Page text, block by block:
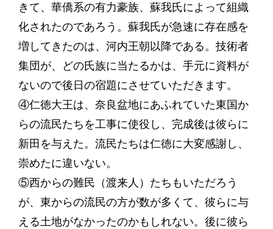
きて、華僑系の有力豪族、蘇我氏によって組織
化されたのであろう。蘇我氏が急速に存在感を
増してきたのは、河内王朝以降である。技術者
集団が、どの氏族に当たるかは、手元に資料が
ないので後日の宿題にさせていただきます。
④仁徳大王は、奈良盆地にあふれていた東国か
らの流民たちを工事に使役し、完成後は彼らに
新田を与えた。流民たちは仁徳に大変感謝し、
崇めたに違いない。
⑤西からの難民（渡来人）たちもいただろう
が、東からの流民の方が数が多くて、彼らに与
える土地がなかったのかもしれない。後に彼ら